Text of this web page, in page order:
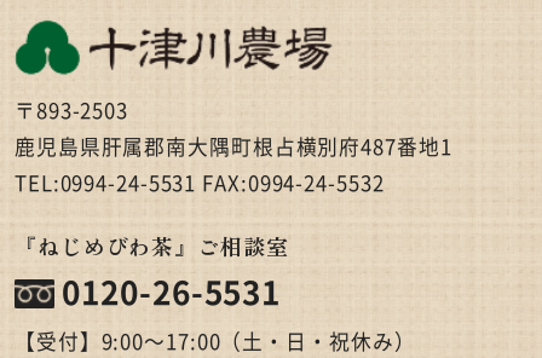
〒893-2503
鹿児島県肝属郡南大隅町根占横別府487番地1
TEL:0994-24-5531 FAX:0994-24-5532
『ねじめびわ茶』ご相談室
0120-26-5531
【受付】9:00〜17:00（土・日・祝休み）